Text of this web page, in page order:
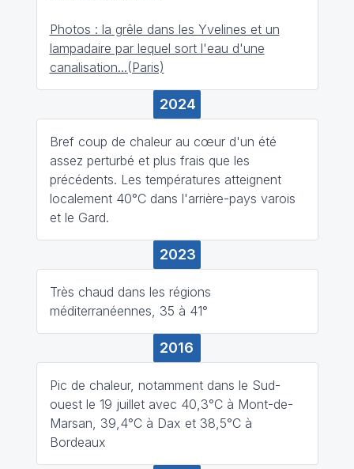
Photos : la grêle dans les Yvelines et un
lampadaire par lequel sort l'eau d'une
canalisation...(Paris)
2024
Bref coup de chaleur au cœur d'un été
assez perturbé et plus frais que les
précédents. Les températures atteignent
localement 40°C dans l'arrière-pays varois
et le Gard.
2023
Très chaud dans les régions
méditerranéennes, 35 à 41°
2016
Pic de chaleur, notamment dans le Sud-
ouest le 19 juillet avec 40,3°C à Mont-de-
Marsan, 39,4°C à Dax et 38,5°C à
Bordeaux